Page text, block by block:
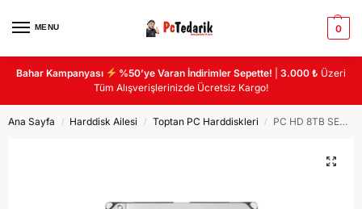
MENU 0
Bahar Kampanyası %50’ye Varan İndirimler Sepette! |3.000 ₺ Üzeri
Tüm Alışverişlerinizde Ücretsiz Kargo!
Ana Sayfa / Harddisk Ailesi / Toptan PC Harddiskleri / PC HD 8TB SEAGATE ST8000NM0016 EXOS ENTERPRISE 8TB 7200RPM 256MB SATA3 7-24 HDD